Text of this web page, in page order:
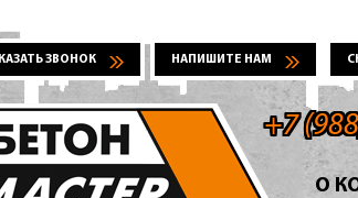
ЗВОНОК НАПИШИТЕ НАМ
+7
О